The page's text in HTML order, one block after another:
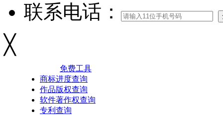
联系电话：
╳
免费工具
商标进度查询
作品版权查询
软件著作权查询
专利查询